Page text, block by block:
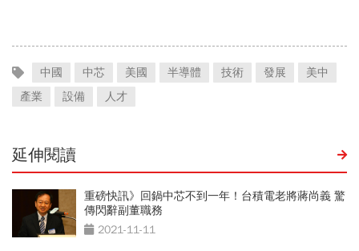
中國 中芯 美國 半導體 技術 發展
美中
產業
設備 人才
延伸閱讀
重磅快訊》回鍋中芯不到一年！台積電老將蔣尚義 驚
傳閃辭副董職務
2021-11-11